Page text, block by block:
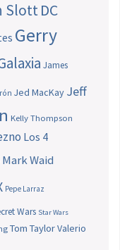
SlottDC
Gerry
James
Jed MacKay Jeff
Kelly Thompson
Los 4
Mark Waid
Pepe Larraz
Wars Star Wars
Tom TaylorValerio